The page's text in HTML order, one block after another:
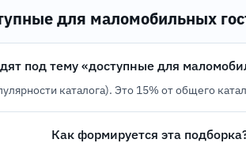
для маломобильных
под тему «доступные для
каталога). Это 15% от общего
Как формируется эта